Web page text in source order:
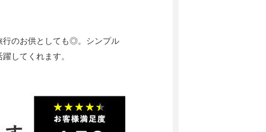
行のお供としても◎。シンプル
してくれます。